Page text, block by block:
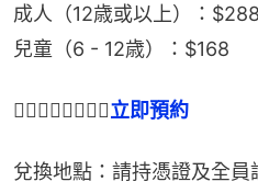
成人（12歳或以上）：$288
兒童（6 - 12歳）：$168
👉🏻👉🏻👉🏻👉🏻立即預約
兌換地點：請持憑證及全